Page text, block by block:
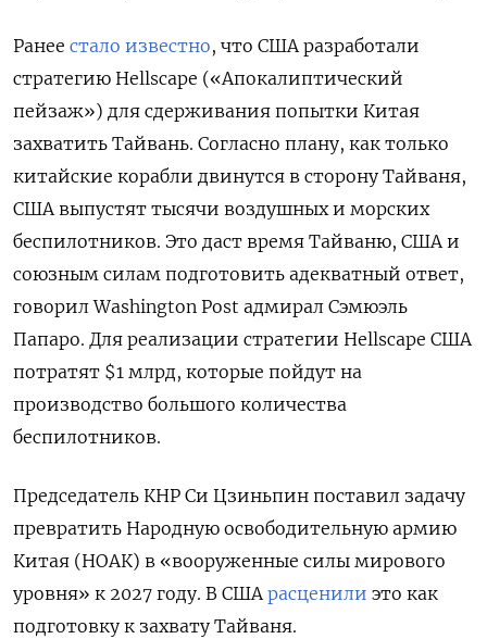
Ранее стало известно, что США разработали
стратегию Hellscape («Апокалиптический
пейзаж») для сдерживания попытки Китая
захватить Тайвань. Согласно плану, как только
китайские корабли двинутся в сторону Тайваня,
США выпустят тысячи воздушных и морских
беспилотников. Это даст время Тайваню, США и
союзным силам подготовить адекватный ответ,
говорил Washington Post адмирал Сэмюэль
Папаро. Для реализации стратегии Hellscape США
потратят $1 млрд, которые пойдут на
производство большого количества
беспилотников.
Председатель КНР Си Цзиньпин поставил задачу
превратить Народную освободительную армию
Китая (НОАК) в «вооруженные силы мирового
уровня» к 2027 году. В СШАрасценили это как
подготовку к захвату Тайваня.